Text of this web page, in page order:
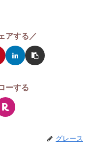
アする／
ーする
グレース